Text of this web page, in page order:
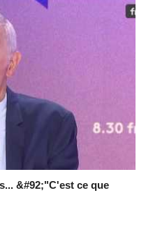
&#92;"C'est ce que